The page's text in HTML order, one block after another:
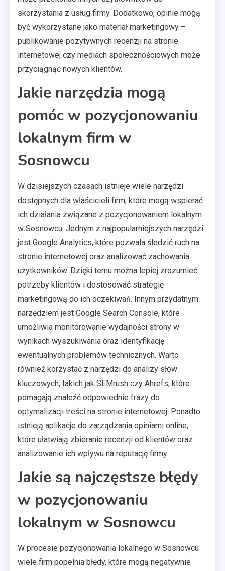
skorzystania z usług firmy. Dodatkowo, opinie mogą
być wykorzystane jako materiał marketingowy –
publikowanie pozytywnych recenzji na stronie
internetowej czy mediach społecznościowych może
przyciągnąć nowych klientów.
Jakie narzędzia mogą
pomóc w pozycjonowaniu
lokalnym firm w
Sosnowcu
W dzisiejszych czasach istnieje wiele narzędzi
dostępnych dla właścicieli firm, które mogą wspierać
ich działania związane z pozycjonowaniem lokalnym
w Sosnowcu. Jednym z najpopularniejszych narzędzi
jest Google Analytics, które pozwala śledzić ruch na
stronie internetowej oraz analizować zachowania
użytkowników. Dzięki temu można lepiej zrozumieć
potrzeby klientów i dostosować strategię
marketingową do ich oczekiwań. Innym przydatnym
narzędziem jest Google Search Console, które
umożliwia monitorowanie wydajności strony w
wynikach wyszukiwania oraz identyfikację
ewentualnych problemów technicznych. Warto
również korzystać z narzędzi do analizy słów
kluczowych, takich jak SEMrush czy Ahrefs, które
pomagają znaleźć odpowiednie frazy do
optymalizacji treści na stronie internetowej. Ponadto
istnieją aplikacje do zarządzania opiniami online,
które ułatwiają zbieranie recenzji od klientów oraz
analizowanie ich wpływu na reputację firmy.
Jakie są najczęstsze błędy
w pozycjonowaniu
lokalnym w Sosnowcu
W procesie pozycjonowania lokalnego w Sosnowcu
wiele firm popełnia błędy, które mogą negatywnie